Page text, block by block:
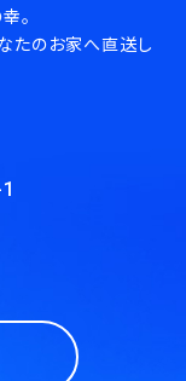
。
たのお家へ直送し